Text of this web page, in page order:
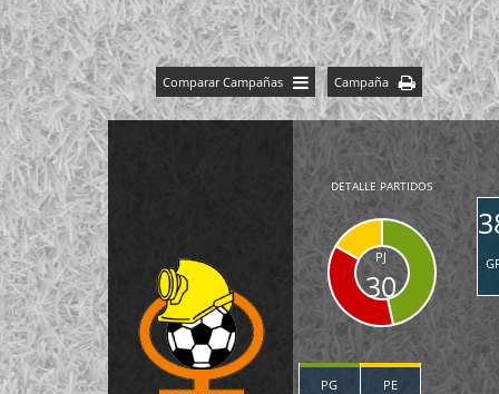
Comparar Campañas Campaña
DETALLE PARTIDOS
PJ
30
PG PE